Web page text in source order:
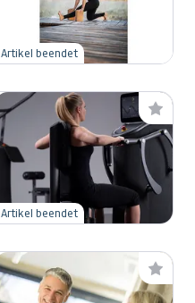
Artikel beendet
Artikel beendet